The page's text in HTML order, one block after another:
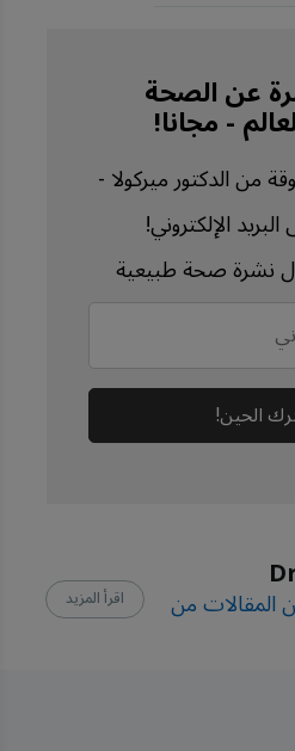
عن الصحة
- مجانا!
من الدكتور ميركولا -
الإلكتروني!
نشرة صحة طبيعية
الحين!
المقالات من اقرأ المزيد